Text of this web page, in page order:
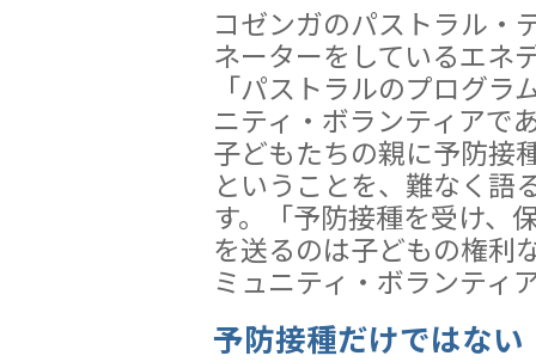
コゼンガのパストラル・
ネーターをしているエネ
「パストラルのプログ
ニティ・ボランティアで
子どもたちの親に予防接
ということを、難なく語
す。「予防接種を受け、
を送るのは子どもの権利
ミュニティ・ボランティ
予防接種だけではない